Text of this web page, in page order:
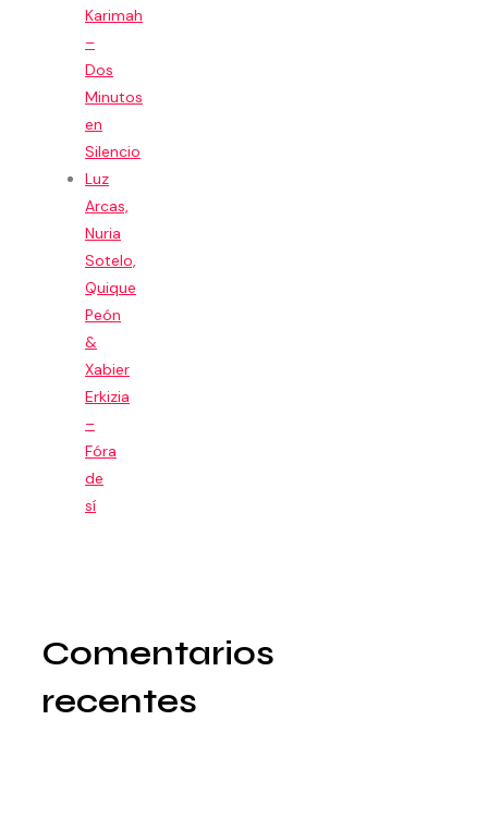
Karimah
–
Dos
Minutos
en
Silencio
Luz
Arcas,
Nuria
Sotelo,
Quique
Peón
&
Xabier
Erkizia
–
Fóra
de
sí
Comentarios
recentes